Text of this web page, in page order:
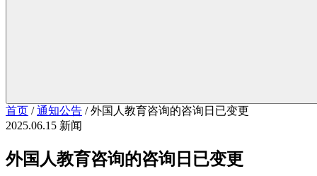
首页 / 通知公告 / 外国人教育咨询的咨询日已变更
2025.06.15 新闻
外国人教育咨询的咨询日已变更